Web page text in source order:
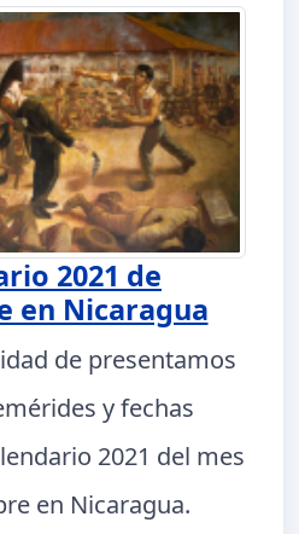
2021 de
en Nicaragua
de presentamos
y fechas
2021 del mes
en Nicaragua.